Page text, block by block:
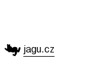
jagu.cz